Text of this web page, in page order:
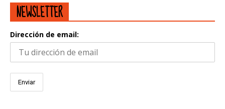
NEWSLETTER
Dirección de email: